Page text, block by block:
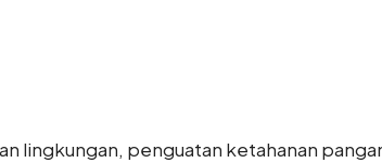
lingkungan, penguatan ketahanan